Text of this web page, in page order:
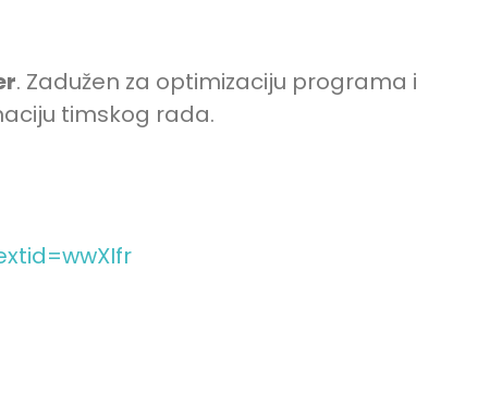
. Zadužen za optimizaciju programa i
timskog rada.